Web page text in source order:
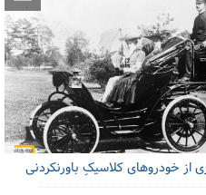
از خودروهای کلاسیکِ باورنکردنی